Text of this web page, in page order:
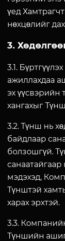
үед
нөхцөлийг
3.
3.1.
ажиллахдаа
эх үүсвэрийн
хангахыг
3.2. Түнш нь
байдлаар
болзошгүй.
мэдэхэд,
Түнштэй
харах эрхтэй.
3.3.
Түншийн